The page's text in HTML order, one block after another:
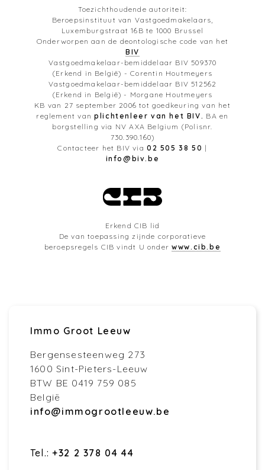
Toezichthoudende autoriteit:
Beroepsinstituut van Vastgoedmakelaars,
Luxemburgstraat 16B te 1000 Brussel
Onderworpen aan de deontologische code van het
BIV
Vastgoedmakelaar-bemiddelaar BIV 509370
(Erkend in België) - Corentin Houtmeyers
Vastgoedmakelaar-bemiddelaar BIV 512562
(Erkend in België) - Morgane Houtmeyers
KB van 27 september 2006 tot goedkeuring van het
reglement vanplichtenleer van het BIV. BA en
borgstelling via NV AXA Belgium (Polisnr.
730.390.160)
Contacteer het BIV via 02 505 38 50 |
info@biv.be
Erkend CIB lid
De van toepassing zijnde corporatieve
beroepsregels CIB vindt U onderwww.cib.be
Immo Groot Leeuw
Bergensesteenweg 273
1600 Sint-Pieters-Leeuw
BTW BE 0419 759 085
België
info@immogrootleeuw.be
Tel.: +32 2 378 04 44